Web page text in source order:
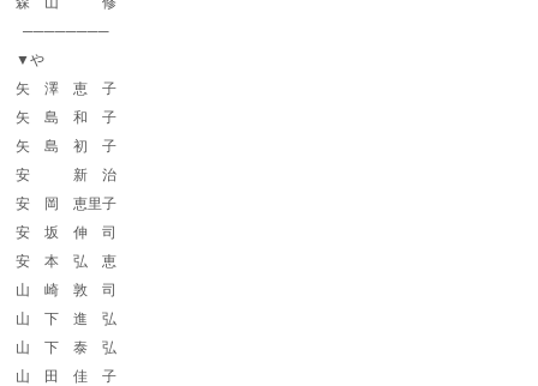
────────
▼や
矢 澤 恵 子
矢 島 和 子
矢 島 初 子
安 新 治
安 岡 恵里子
安 坂 伸 司
安 本 弘 恵
山 崎 敦 司
山 下 進 弘
山 下 泰 弘
山 田 佳 子